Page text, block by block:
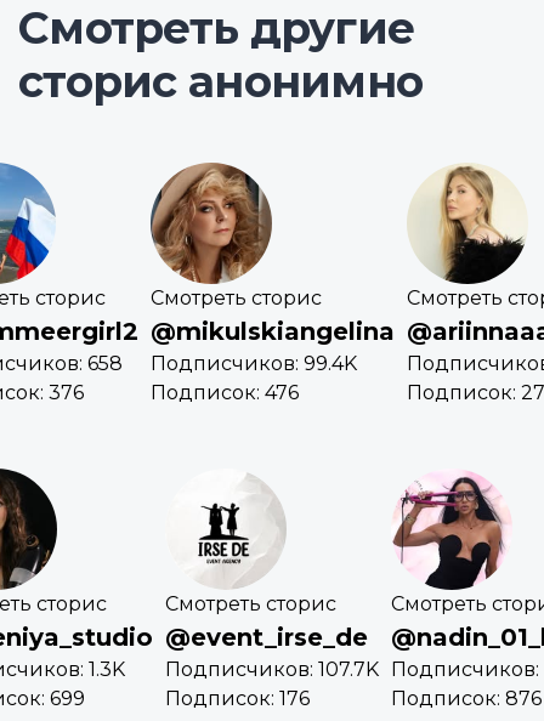
Смотреть другие
сторис анонимно
сторис
658
376
Смотреть сторис
@mikulskiangelina
Подписчиков: 99.4K
Подписок: 476
Смотреть
Подписок:
сторис
1.3K
699
Смотреть сторис
@event_irse_de
Подписчиков: 107.7K
Подписок: 176
Смотреть
Подписчиков:
Подписок: 876